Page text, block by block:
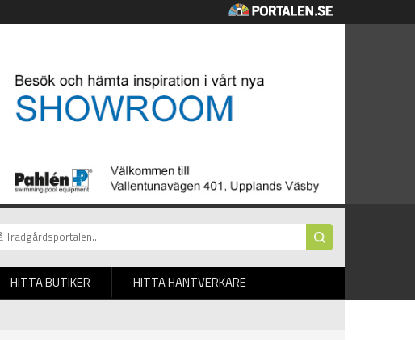
HITTA BUTIKER HITTA HANTVERKARE